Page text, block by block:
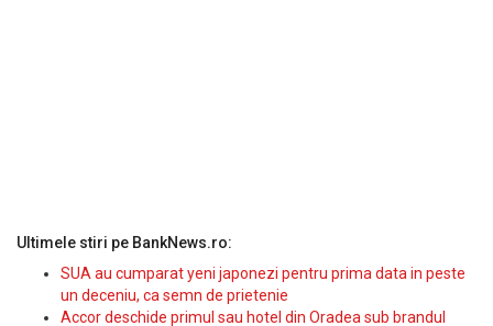
Ultimele stiri pe BankNews.ro:
SUA au cumparat yeni japonezi pentru prima data in peste
un deceniu, ca semn de prietenie
Accor deschide primul sau hotel din Oradea sub brandul